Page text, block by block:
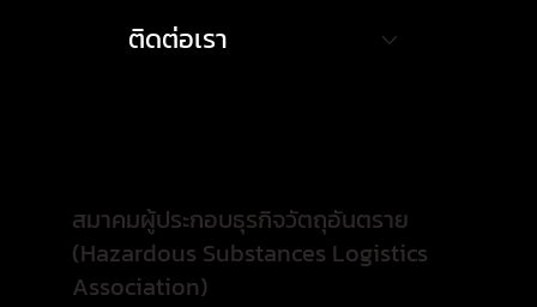
สมาคมผู้ประกอบธุรกิจวัตถุอันตราย
(Hazardous Substances Logistics
Association)
ติดต่อเรา